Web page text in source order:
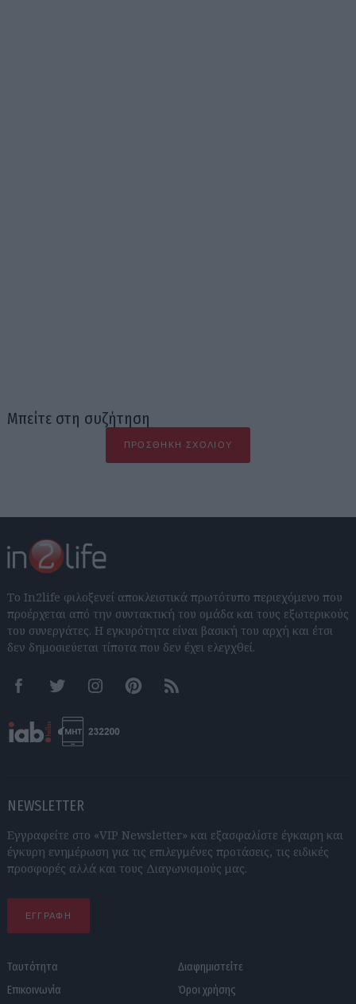
Μπείτε στη συζήτηση
ΠΡΟΣΘΉΚΗ ΣΧΟΛΊΟΥ
Το In2life φιλοξενεί αποκλειστικά πρωτότυπο περιεχόμενο που
προέρχεται από την συντακτική του ομάδα και τους εξωτερικούς
του συνεργάτες. Η εγκυρότητα είναι βασική του αρχή και έτσι
δεν δημοσιεύεται τίποτα που δεν έχει ελεγχθεί.
FacebookTwitter InstagramPinterestRSS feeds
NEWSLETTER
Εγγραφείτε στο «VIP Newsletter» και εξασφαλίστε έγκαιρη και
έγκυρη ενημέρωση για τις επιλεγμένες προτάσεις, τις ειδικές
προσφορές αλλά και τους Διαγωνισμούς μας.
ΕΓΓΡΑΦΗ
Ταυτότητα
Επικοινωνία
Διαφημιστείτε
Όροι χρήσης